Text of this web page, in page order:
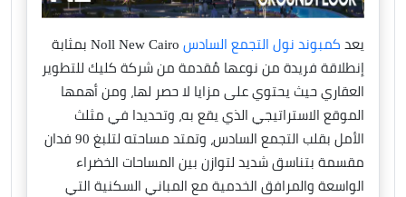
يعد كمبوند نول التجمع السادس
Noll New Cairo بمثابة
إنطلاقة فريدة من نوعها مُقدمة من شركة كليك للتطوير
العقاري حيث يحتوي على مزايا لا حصر لها، ومن أهمها
الموقع الاستراتيجي الذي يقع به، وتحديدا في مثلث
الأمل بقلب التجمع السادس، وتمتد مساحته لتلبغ 90 فدان
مقسمة بتناسق شديد لتوازن بين المساحات الخضراء
الواسعة والمرافق الخدمية مع المباني السكنية التي